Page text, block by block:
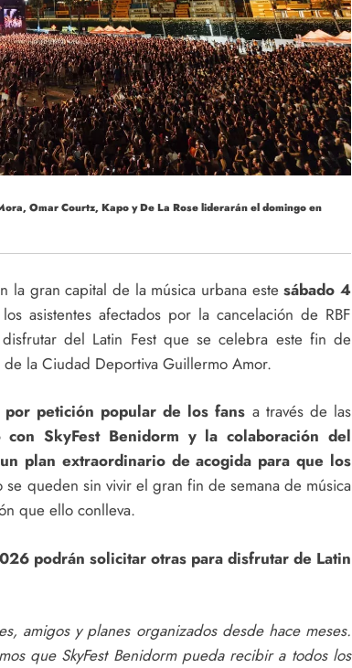
Omar Courtz, Kapo y De La Rose liderarán el domingo en
la gran capital de la música urbana estesábado 4
asistentes afectados por la cancelación de RBF
del Latin Fest que se celebra este fin de
de la Ciudad Deportiva Guillermo Amor.
petición popular de los fans a través de las
con SkyFest Benidorm y la colaboración del
plan extraordinario de acogida para que los
se queden sin vivir el gran fin de semana de música
que ello conlleva.
podrán solicitar otras para disfrutar de Latin
amigos y planes organizados desde hace meses.
que SkyFest Benidorm pueda recibir a todos los